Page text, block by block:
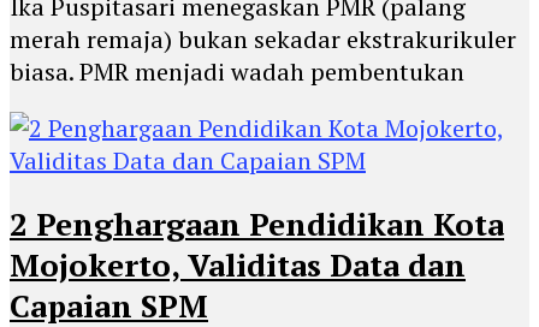
Ika Puspitasari menegaskan PMR (palang
merah remaja) bukan sekadar ekstrakurikuler
biasa. PMR menjadi wadah pembentukan
2 Penghargaan Pendidikan Kota
Mojokerto, Validitas Data dan
Capaian SPM